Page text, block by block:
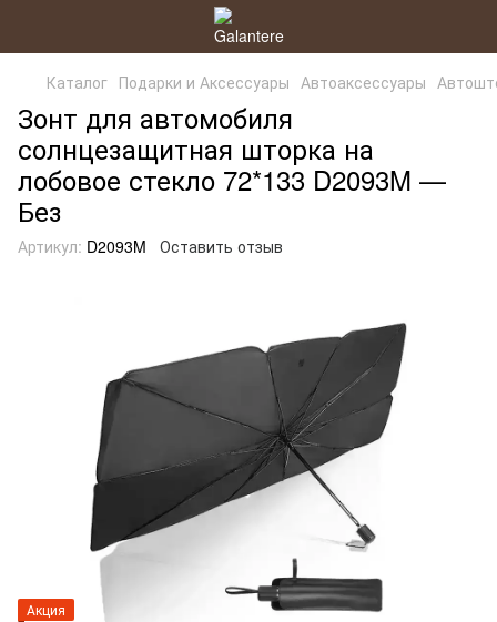
Каталог Подарки и Аксессуары Автоаксессуары
Зонт для автомобиля
солнцезащитная шторка на
лобовое стекло 72*133 D2093M —
Без
Артикул: D2093M Оставить отзыв
Акция